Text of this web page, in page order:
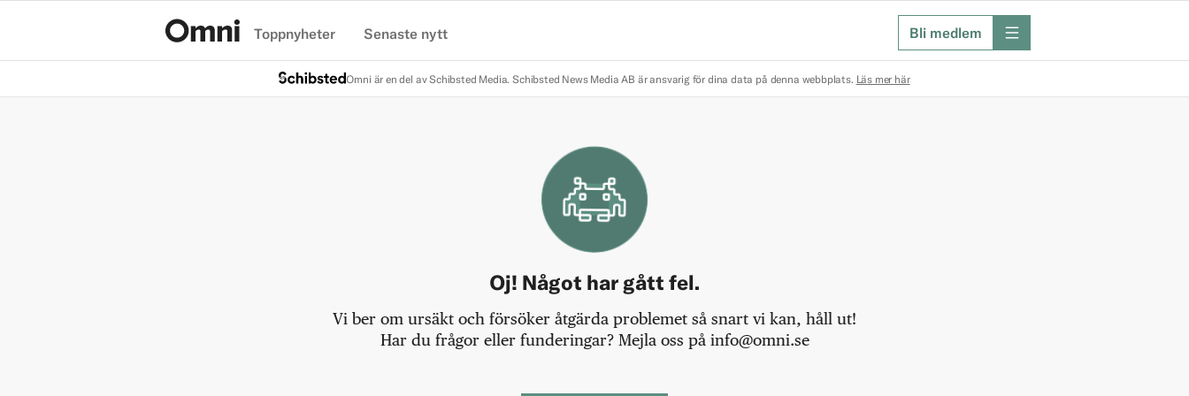
Toppnyheter Senaste nytt Bli medlem meny
Omni är en del av Schibsted Media. Schibsted News Media AB är ansvarig för dina data på denna webbplats. Läs mer här
Oj! Något har gått fel.
Vi ber om ursäkt och försöker åtgärda problemet så snart vi kan, håll ut!
Har du frågor eller funderingar? Mejla oss på info@omni.se